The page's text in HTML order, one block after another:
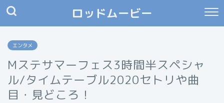
ロッドムービー
エンタメ
Mステサマーフェス3時間半スペシャ
ル/タイムテーブル2020セトリや曲
目・見どころ！